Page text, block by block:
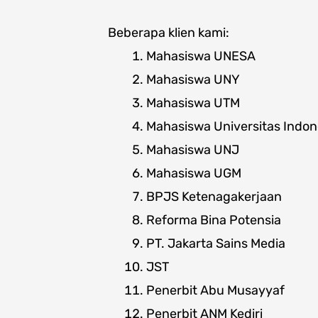
Beberapa klien kami:
Mahasiswa UNESA
Mahasiswa UNY
Mahasiswa UTM
Mahasiswa Universitas
Mahasiswa UNJ
Mahasiswa UGM
BPJS Ketenagakerjaan
Reforma Bina Potensia
PT. Jakarta Sains Media
JST
Penerbit Abu Musayyaf
Penerbit ANM Kediri